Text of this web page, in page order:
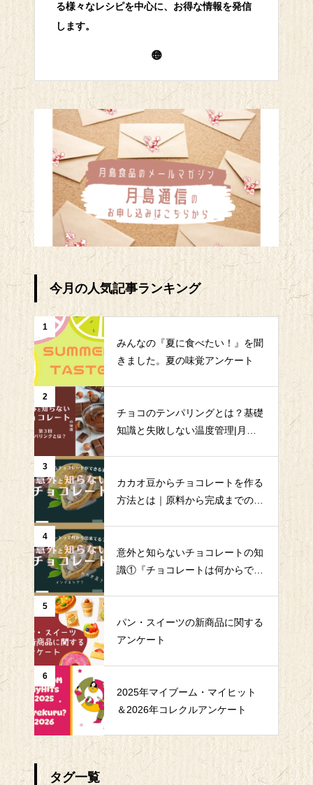
る様々なレシピを中心に、お得な情報を発信
します。
今月の人気記事ランキング
1
みんなの『夏に食べたい！』を聞
きました。夏の味覚アンケート
2
チョコのテンパリングとは？基礎
知識と失敗しない温度管理|月島
3
カカオ豆からチョコレートを作る
方法とは｜原料から完成までの全
4
意外と知らないチョコレートの知
識①『チョコレートは何からでき
5
パン・スイーツの新商品に関する
アンケート
6
2025年マイブーム・マイヒット
＆2026年コレクルアンケート
タグ一覧